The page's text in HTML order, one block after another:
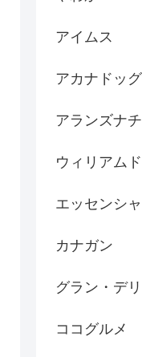
アイムス
アカナドッ
アランズナ
ウィリアム
エッセンシ
カナガン
グラン・デリ
ココグルメ